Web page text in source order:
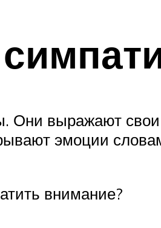
выражают свои
эмоции
внимание?